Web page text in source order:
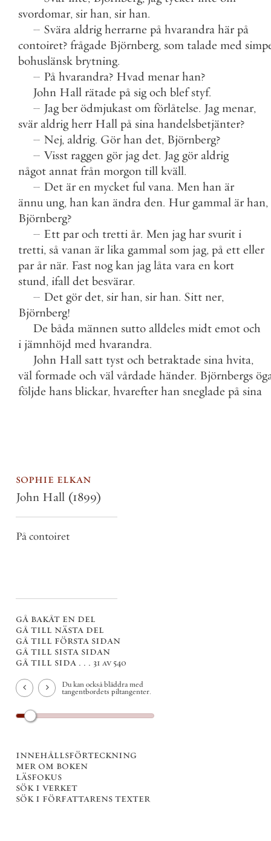
svordomar, sir han, sir han.
– Svära aldrig herrarne på hvarandra här på
contoiret? frågade Björnberg, som talade med
bohuslänsk brytning.
– På hvarandra? Hvad menar han?
John Hall rätade på sig och blef styf.
– Jag ber ödmjukast om förlåtelse. Jag menar,
svär aldrig herr Hall på sina handelsbetjänter?
– Nej, aldrig. Gör han det, Björnberg?
– Visst raggen gör jag det. Jag gör aldrig
något annat från morgon till kväll.
– Det är en mycket ful vana. Men han är
ännu ung, han kan ändra den. Hur gammal är han,
Björnberg?
– Ett par och tretti år. Men jag har svurit i
tretti, så vanan är lika gammal som jag, på ett eller
par år när. Fast nog kan jag låta vara en kort
stund, ifall det besvärar.
– Det gör det, sir han, sir han. Sitt ner,
Björnberg!
De båda männen sutto alldeles midt emot och
i jämnhöjd med hvarandra.
John Hall satt tyst och betraktade sina hvita,
väl formade och väl vårdade händer. Björnbergs
följde hans blickar, hvarefter han sneglade på sina
sophie elkan
John Hall (1899)
På contoiret
gå bakåt en del
gå till nästa del
gå till första sidan
gå till sista sidan
gå till sida . . . 31 av 540
Du kan också bläddra med
tangentbordets piltangenter.
innehållsförteckning
mer om boken
läsfokus
sök i verket
sök i författarens texter